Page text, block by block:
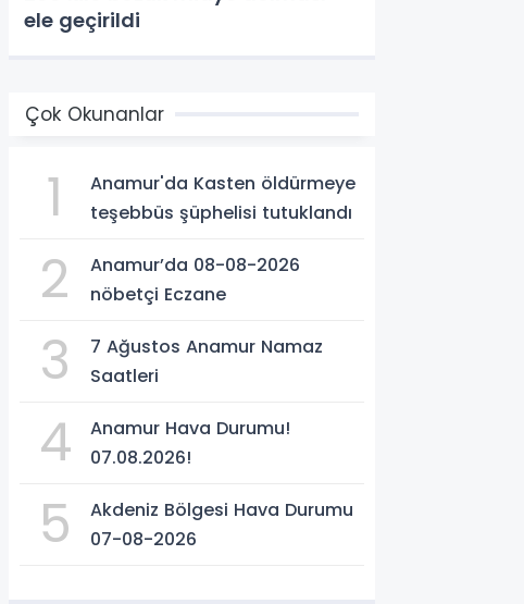
ele geçirildi
Çok Okunanlar
1
Anamur'da Kasten öldürmeye
teşebbüs şüphelisi tutuklandı
2
Anamur’da 08-08-2026
nöbetçi Eczane
3
7 Ağustos Anamur Namaz
Saatleri
4
Anamur Hava Durumu!
07.08.2026!
5
Akdeniz Bölgesi Hava Durumu
07-08-2026